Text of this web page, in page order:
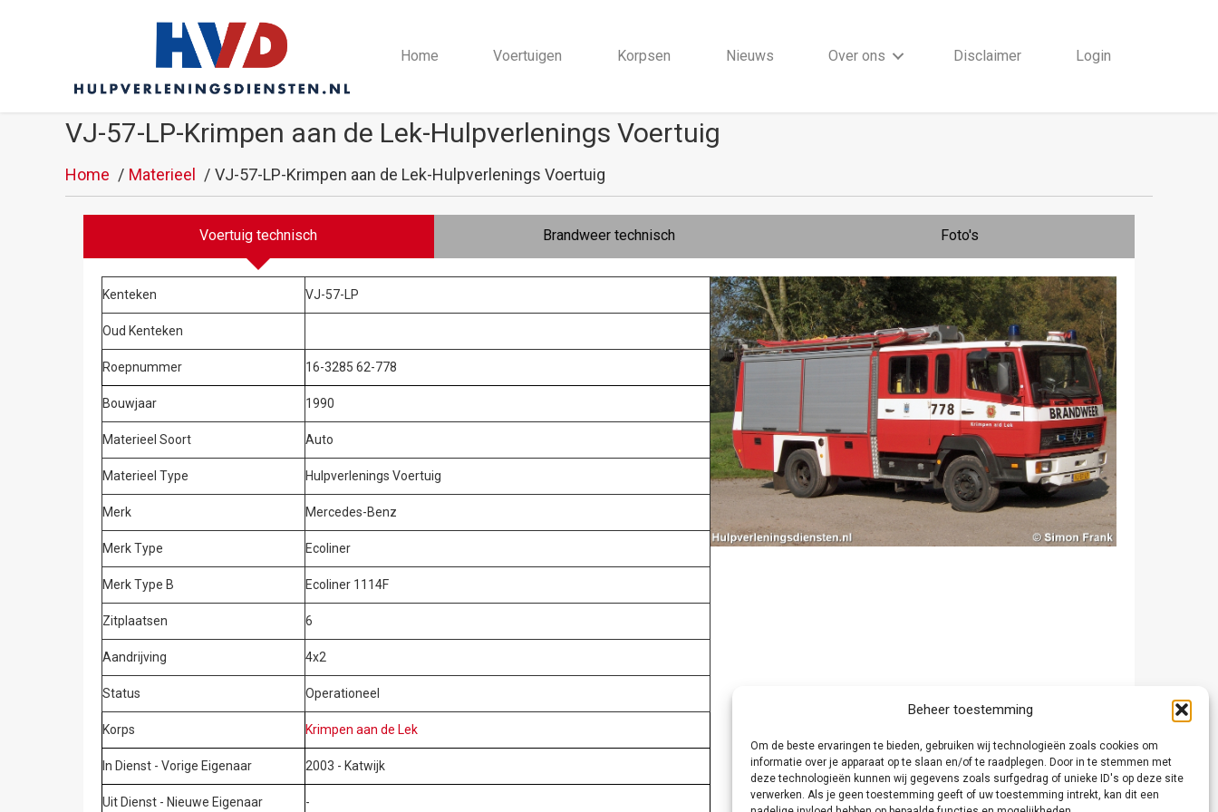
Beheer toestemming
Om de beste ervaringen te bieden, gebruiken wij technologieën zoals cookies om
informatie over je apparaat op te slaan en/of te raadplegen. Door in te stemmen met
deze technologieën kunnen wij gegevens zoals surfgedrag of unieke ID's op deze site
verwerken. Als je geen toestemming geeft of uw toestemming intrekt, kan dit een
Home Voertuigen Korpsen Nieuws Over ons Disclaimer Login
VJ-57-LP-Krimpen aan de Lek-Hulpverlenings Voertuig
Home Materieel VJ-57-LP-Krimpen aan de Lek-Hulpverlenings Voertuig
Voertuig technisch Brandweer technisch Foto's
Kenteken VJ-57-LP
Oud Kenteken
Roepnummer 16-3285 62-778
Bouwjaar 1990
Materieel Soort Auto
Materieel Type Hulpverlenings Voertuig
Merk Mercedes-Benz
Merk Type Ecoliner
Merk Type B Ecoliner 1114F
Zitplaatsen 6
Aandrijving 4x2
Status Operationeel
Korps Krimpen aan de Lek
In Dienst - Vorige Eigenaar 2003 - Katwijk
Uit Dienst - Nieuwe Eigenaar -